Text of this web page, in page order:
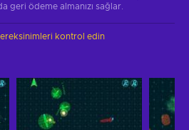
geri ödeme almanızı sağlar.
kontrol edin